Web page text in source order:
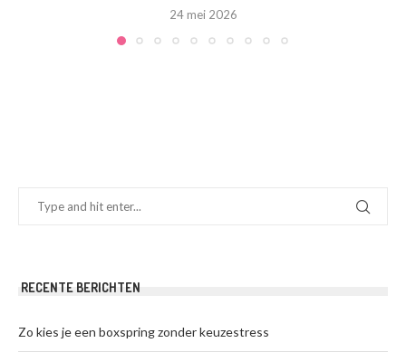
24 mei 2026
RECENTE BERICHTEN
Zo kies je een boxspring zonder keuzestress